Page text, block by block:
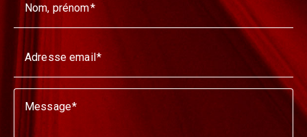
Nom, prénom
Adresse email
Message